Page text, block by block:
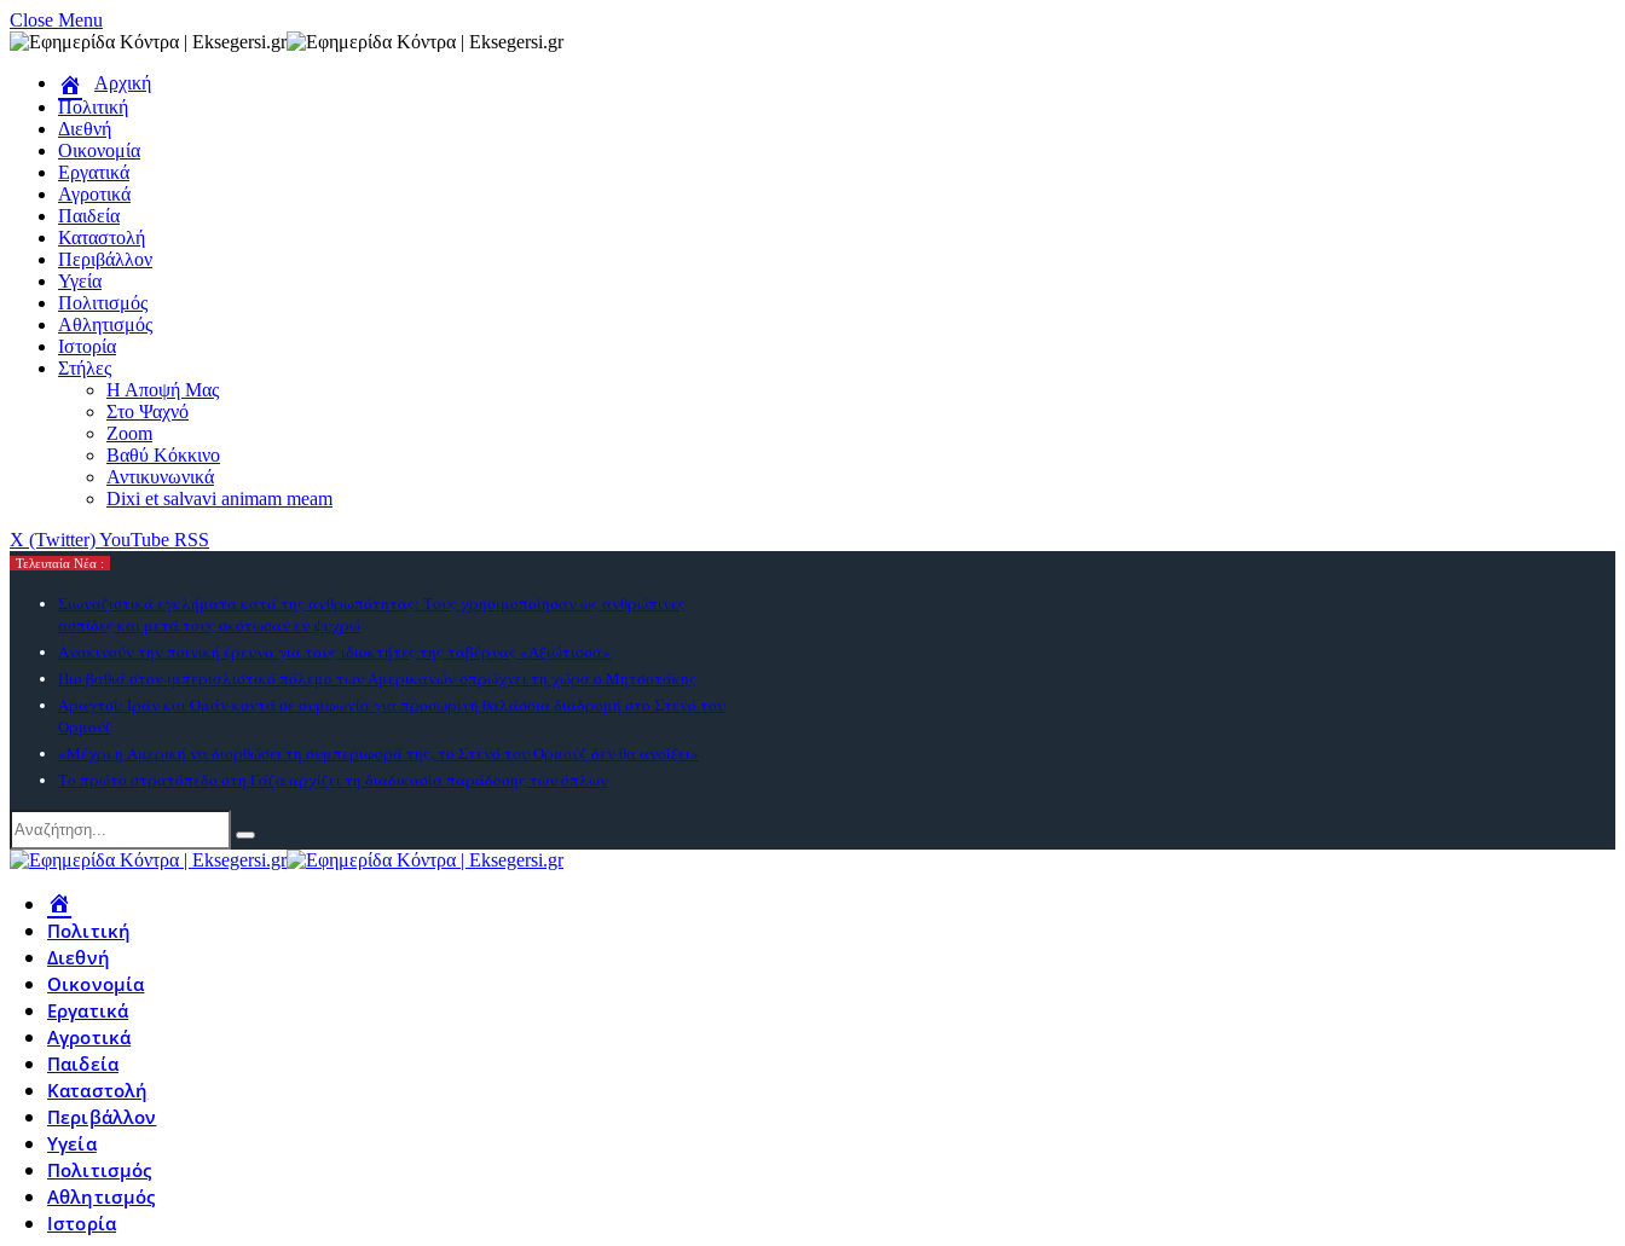
Close Menu
Αρχική
Πολιτική
Διεθνή
Οικονομία
Εργατικά
Αγροτικά
Παιδεία
Καταστολή
Περιβάλλον
Υγεία
Πολιτισμός
Αθλητισμός
Ιστορία
Στήλες
Η Αποψή Μας
Στο Ψαχνό
Zoom
Βαθύ Κόκκινο
Αντικυνωνικά
Dixi et salvavi animam meam
X (Twitter)YouTube RSS
Τελευταία Νέα :
Σιωναζιστικά εγκλήματα κατά της ανθρωπότητας: Τους χρησιμοποίησαν ως ανθρώπινες
ασπίδες και μετά τους σκότωσαν εν ψυχρώ
Ανακινούν την ποινική έρευνα για τους ιδιοκτήτες της ταβέρνας «Αξιώτισσα»
Πιο βαθιά στον ιμπεριαλιστικό πόλεμο των Αμερικανών σπρώχνει τη χώρα ο Μητσοτάκης
Αραγτσί: Ιράν και Ομάν κοντά σε συμφωνία για προσωρινή θαλάσσια διαδρομή στο Στενό του
Ορμούζ
«Μέχρι η Αμερική να διορθώσει τη συμπεριφορά της, το Στενό του Ορμούζ δεν θα ανοίξει»
Το πρώτο στρατόπεδο στη Γάζα αρχίζει τη διαδικασία παράδοσης των όπλων
Πολιτική
Διεθνή
Οικονομία
Εργατικά
Αγροτικά
Παιδεία
Καταστολή
Περιβάλλον
Υγεία
Πολιτισμός
Αθλητισμός
Ιστορία